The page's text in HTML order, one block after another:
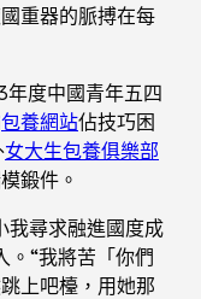
重器的脈搏在每
度中國青年五四
包養網站佔技巧困
女大生包養俱樂部
鍛件。
我尋求融進國度成
。“我將苦「你們
上吧檯，用她那